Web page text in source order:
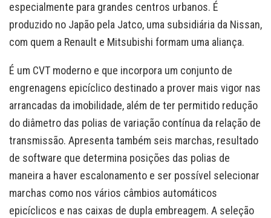
especialmente para grandes centros urbanos. É
produzido no Japão pela Jatco, uma subsidiária da Nissan,
com quem a Renault e Mitsubishi formam uma aliança.
É um CVT moderno e que incorpora um conjunto de
engrenagens epicíclico destinado a prover mais vigor nas
arrancadas da imobilidade, além de ter permitido redução
do diâmetro das polias de variação contínua da relação de
transmissão. Apresenta também seis marchas, resultado
de software que determina posições das polias de
maneira a haver escalonamento e ser possível selecionar
marchas como nos vários câmbios automáticos
epicíclicos e nas caixas de dupla embreagem. A seleção